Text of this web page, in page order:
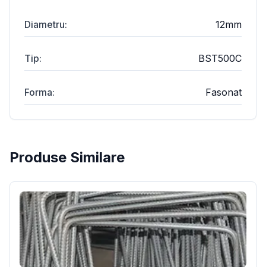
Diametru: 12mm
Tip: BST500C
Forma: Fasonat
Produse Similare